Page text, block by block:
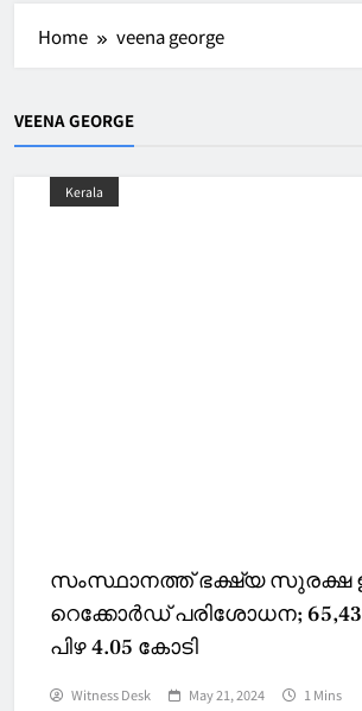
Home veena george
VEENA GEORGE
Kerala
സംസ്ഥാനത്ത് ഭക്ഷ്യ സുരക്ഷ
റെക്കോർഡ് പരിശോധന;
പിഴ 4.05 കോടി
Witness Desk May 21, 2024 1 Mins